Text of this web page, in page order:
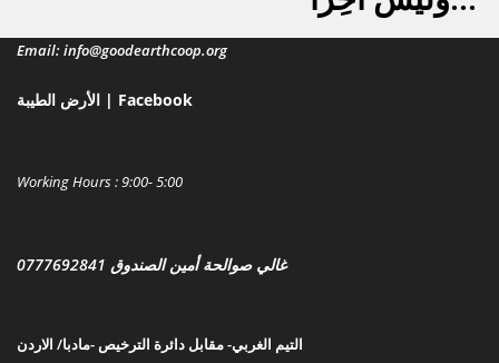
Email: info@goodearthcoop.org
الأرض الطيبة | Facebook
Working Hours : 9:00- 5:00
غالي صوالحة أمين الصندوق 0777692841
التيم الغربي- مقابل دائرة الترخيص -مادبا/ الاردن